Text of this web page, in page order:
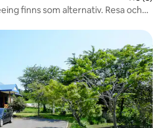
finns som alternativ. Resa och